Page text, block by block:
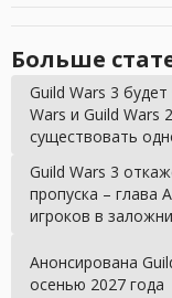
Больше
Guild Wars 3
Wars и Guild Wars
существовать
Guild Wars 3
пропуска – глава
игроков в
Анонсирована
осенью 2027 года